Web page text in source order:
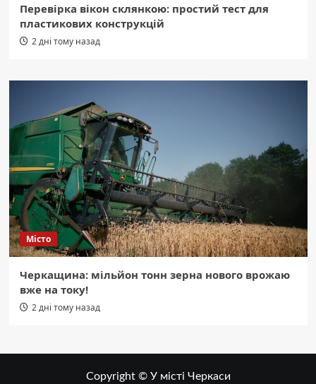
Перевірка вікон склянкою: простий тест для
пластикових конструкцій
2 дні тому назад
Місто
Черкащина: мільйон тонн зерна нового врожаю
вже на току!
2 дні тому назад
Copyright © У місті Черкаси